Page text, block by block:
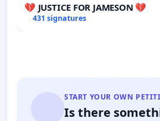
💔 JUSTICE FOR JAMESON 💔
431 signatures
START YOUR OWN
Is there